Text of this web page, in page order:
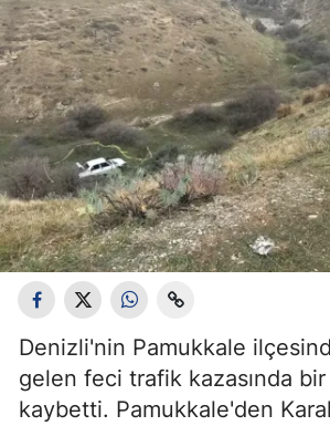
Denizli'nin Pamukkale
gelen feci trafik kazasında bir
kaybetti. Pamukkale'den